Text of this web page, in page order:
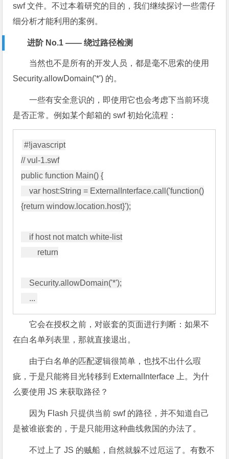
swf 文件。不过本着研究的目的，我们继续探讨一些需仔
细分析才能利用的案例。
进阶 No.1 —— 绕过路径检测
当然也不是所有的开发人员，都是毫不思索的使用
Security.allowDomain('*') 的。
一些有安全意识的，即使用它也会考虑下当前环境
是否正常。例如某个邮箱的 swf 初始化流程：
#!javascript
// vul-1.swf
public function Main() {
    var host:String = ExternalInterface.call('function()
{return window.location.host}');
它会在授权之前，对嵌套的页面进行判断：如果不
在白名单列表里，那就直接退出。
由于白名单的匹配逻辑很简单，也找不出什么瑕
疵，于是只能将目光转移到 ExternalInterface 上。为什
么要使用 JS 来获取路径？
因为 Flash 只提供当前 swf 的路径，并不知道自己
是被谁嵌套的，于是只能用这种曲线救国的办法了。
不过上了 JS 的贼船，自然就躲不过厄运了。有数不